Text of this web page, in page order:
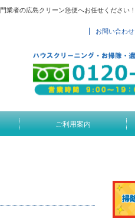
者の広島クリーン急便へお任せください！
お問い合わせ
ご利用案内